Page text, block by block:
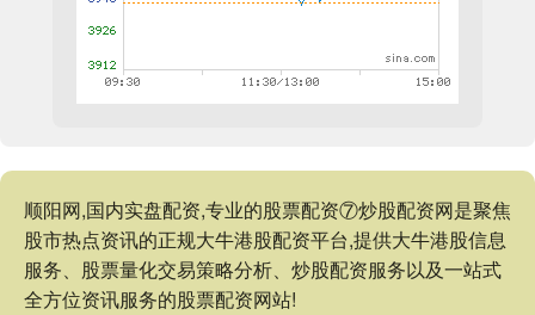
顺阳网,国内实盘配资,专业的股票配资⑦炒股配资网是聚焦
股市热点资讯的正规大牛港股配资平台,提供大牛港股信息
服务、股票量化交易策略分析、炒股配资服务以及一站式
全方位资讯服务的股票配资网站!